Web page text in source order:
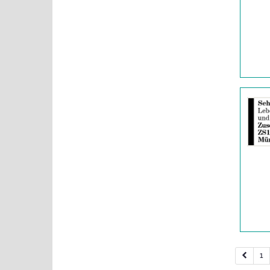
Anzeige
2061581
anzeigen
1